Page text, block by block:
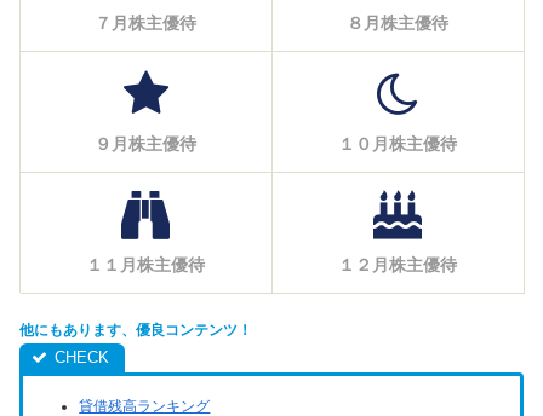
７月株主優待 ８月株主優待
９月株主優待 １０月株主優待
１１月株主優待 １２月株主優待
他にもあります、優良コンテンツ！
貸借残高ランキング